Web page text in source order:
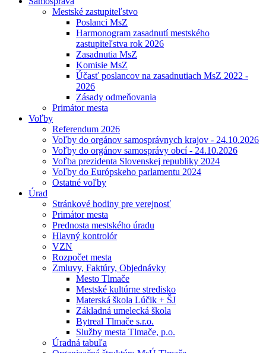
Mestské zastupiteľstvo
Poslanci MsZ
Harmonogram zasadnutí mestského
zastupiteľstva rok 2026
Zasadnutia MsZ
Komisie MsZ
Účasť poslancov na zasadnutiach MsZ 2022 -
2026
Zásady odmeňovania
Primátor mesta
Voľby
Referendum 2026
Voľby do orgánov samosprávnych krajov - 24.10.2026
Voľby do orgánov samosprávy obcí - 24.10.2026
Voľba prezidenta Slovenskej republiky 2024
Voľby do Európskeho parlamentu 2024
Ostatné voľby
Úrad
Stránkové hodiny pre verejnosť
Primátor mesta
Prednosta mestského úradu
Hlavný kontrolór
VZN
Rozpočet mesta
Zmluvy, Faktúry, Objednávky
Mesto Tlmače
Mestské kultúrne stredisko
Materská škola Lúčik + ŠJ
Základná umelecká škola
Bytreal Tlmače s.r.o.
Služby mesta Tlmače, p.o.
Úradná tabuľa